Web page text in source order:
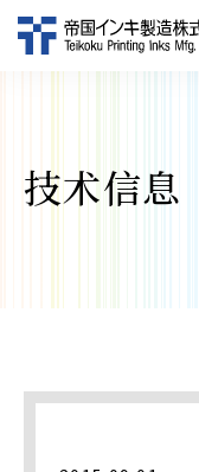
技术信息